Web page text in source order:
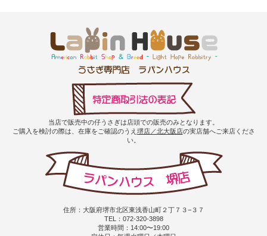
当店で販売中の仔うさぎは店頭での販売のみとなります。
ご購入を検討の際は、在庫をご確認のうえ 堺店／北大阪店の実店舗へご来店くださ
い。
住所：大阪府堺市北区東浅香山町２丁７３−３７
TEL：072-320-3898
営業時間：14:00〜19:00